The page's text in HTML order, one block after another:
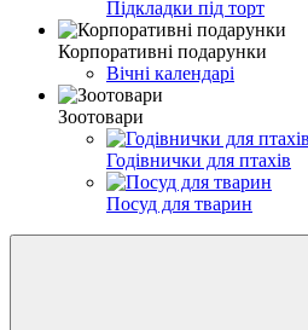
Підкладки під торт
Корпоративні подарунки
Вічні календарі
Зоотовари
Годівнички для птахів
Посуд для тварин